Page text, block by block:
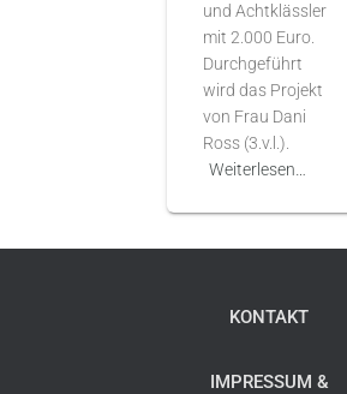
und Achtklässler
mit 2.000 Euro.
Durchgeführt
wird das Projekt
von Frau Dani
Ross (3.v.l.).
Weiterlesen…
KONTAKT
IMPRESSUM &